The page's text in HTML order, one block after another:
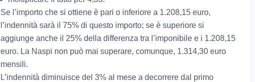
Se l’importo che si ottiene è pari o inferiore a 1.208,15 euro,
l’indennità sarà il 75% di questo importo; se è superiore si
aggiunge anche il 25% della differenza tra l’imponibile e i 1.208,15
euro. La Naspi non può mai superare, comunque, 1.314,30 euro
mensili.
L’indennità diminuisce del 3% al mese a decorrere dal primo